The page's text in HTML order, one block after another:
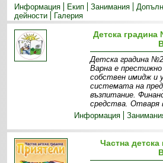
Информация
Екип Занимания
дейности
Галерия
Детска
Детска градина
Варна е
собствен имидж и
системата на
възпитание.
средства. Отваря
Информация
Частна